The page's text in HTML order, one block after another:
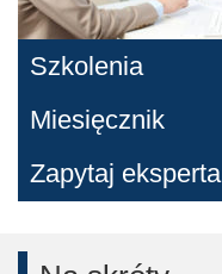
Szkolenia
Miesięcznik
Zapytaj eksperta